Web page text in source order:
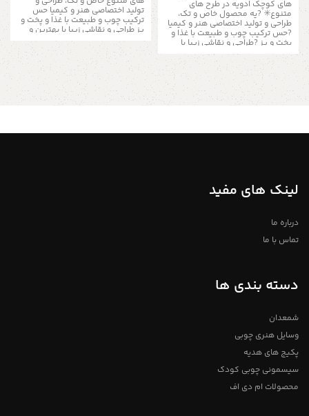
های کوچک ادویه در طرح های
متنوع✳️ ?یه محصول خاص و تک،
طراحی و تولید اختصاصی هنر و کیمیا
?حس ترکیب چوب و طبیعت با غذا و
پخت و پز ?طراحی و نقاشی زیبا با
عددی برای انواع ادویه و نمک و فلفل
طول ۴.۵ سانت ?یک هدیه مناسب
برای مناسبت های زیبا? ?رشت، خ
معلم، چهارراه ویلانج، گالری هنر و
کیمیا ارسال با ❤️ به سراسر کشور
تولید اختصاصی هنر و کیمیا حس
ترکیب چوب و طبیعت با غذا و پخت و
پز طراحی و نقاشی زیبا با بهترین و
سالم ترین متریال ?ست ۶ عددی برای
انواع ادویه و نمک و فلفل طول ۴.۵
سانت ?یک هدیه مناسب برای
مناسبت های زیبا?رشت، خ معلم،
چهارراه ویلانج، گالری هنر و کیمیا
ارسال به سراسر کشور
آدمک چوبی
لینک های مفید
درباره ما
تماس با ما
دسته بندی ها
شمعدان
وسایل هنری چوبی
پکیج های هدیه
سیسمونی چوبی کودک
محصولات ام دی اف